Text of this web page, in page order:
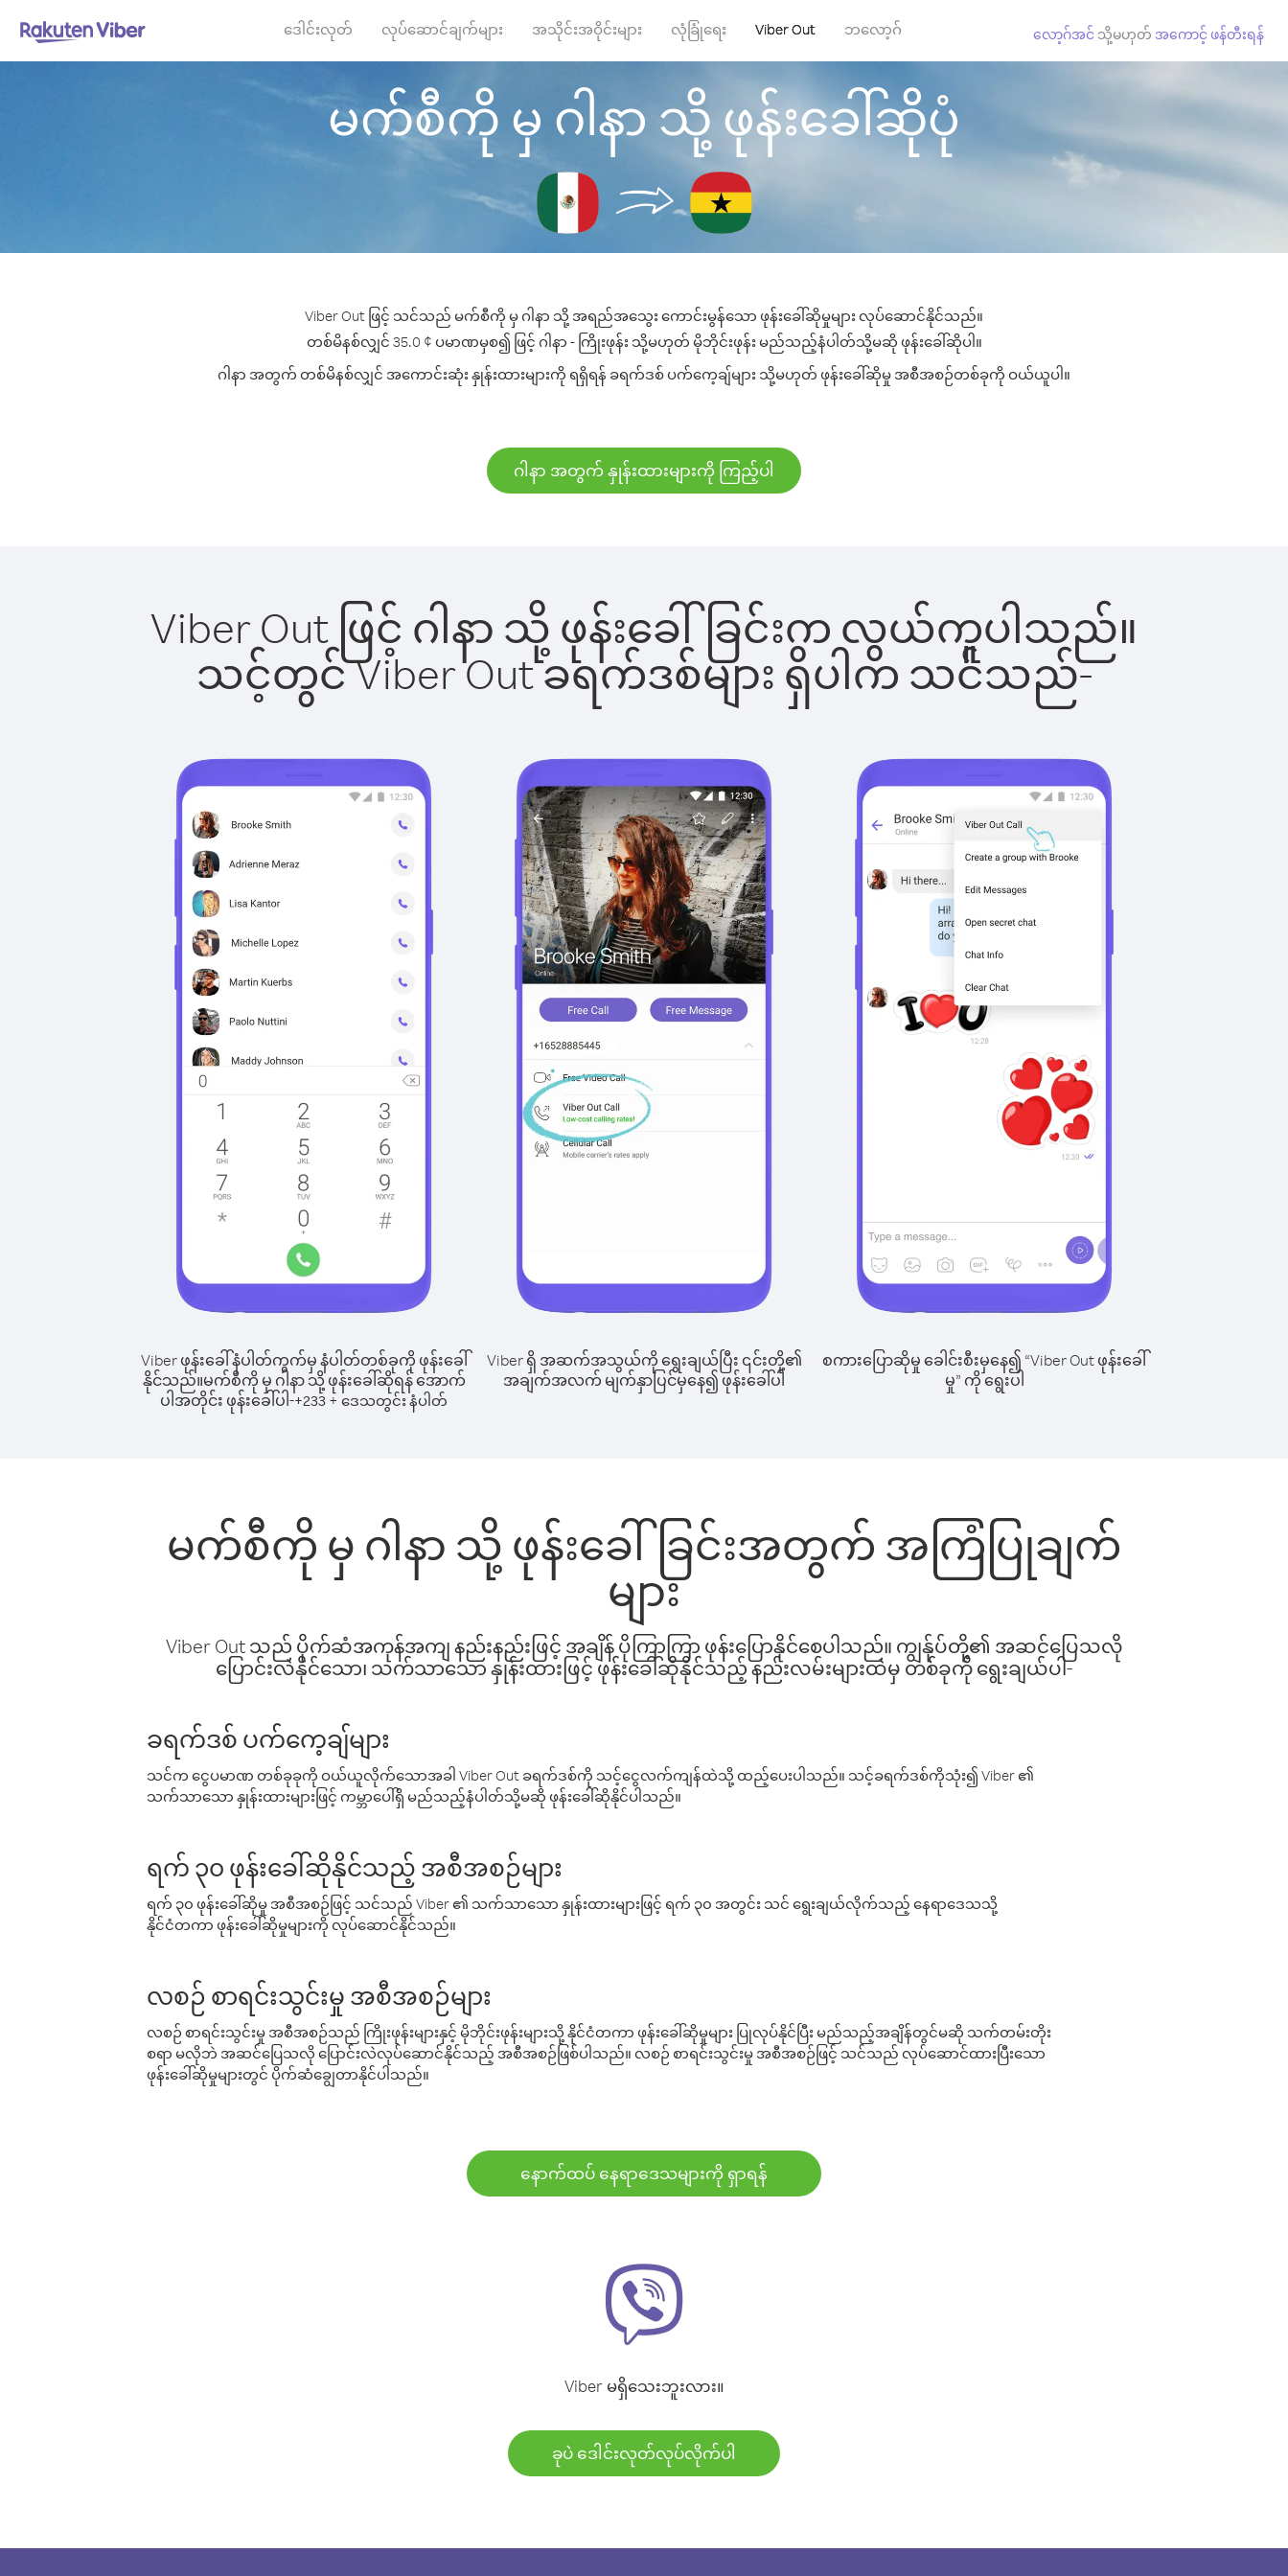
ဒေါင်းလုတ် လုပ်ဆောင်ချက်များ အသိုင်းအဝိုင်းများ လုံခြုံရေး Viber Out ဘလော့ဂ် လော့ဂ်အင် သို့မဟုတ် အကောင့် ဖန်တီးရန်
မက်စီကို မှ ဂါနာ သို့ ဖုန်းခေါ်ဆိုပုံ
Viber Out ဖြင့် သင်သည် မက်စီကို မှ ဂါနာ သို့ အရည်အသွေး ကောင်းမွန်သော ဖုန်းခေါ်ဆိုမှုများ လုပ်ဆောင်နိုင်သည်။
တစ်မိနစ်လျှင် 35.0 ¢ ပမာဏမှစ၍ ဖြင့် ဂါနာ - ကြိုးဖုန်း သို့မဟုတ် မိုဘိုင်းဖုန်း မည်သည့်နံပါတ်သို့မဆို ဖုန်းခေါ်ဆိုပါ။
ဂါနာ အတွက် တစ်မိနစ်လျှင် အကောင်းဆုံး နှုန်းထားများကို ရရှိရန် ခရက်ဒစ် ပက်ကေ့ချ်များ သို့မဟုတ် ဖုန်းခေါ်ဆိုမှု အစီအစဉ်တစ်ခုကို ဝယ်ယူပါ။
ဂါနာ အတွက် နှုန်းထားများကို ကြည့်ပါ
Viber Out ဖြင့် ဂါနာ သို့ ဖုန်းခေါ်ခြင်းက လွယ်ကူပါသည်။
သင့်တွင် Viber Out ခရက်ဒစ်များ ရှိပါက သင်သည်-
Viber ဖုန်းခေါ်နံပါတ်ကွက်မှ နံပါတ်တစ်ခုကို ဖုန်းခေါ်
နိုင်သည်။မက်စီကို မှ ဂါနာ သို့ ဖုန်းခေါ်ဆိုရန် အောက်
ပါအတိုင်း ဖုန်းခေါ်ပါ-+233 + ဒေသတွင်း နံပါတ်
Viber ရှိ အဆက်အသွယ်ကို ရွေးချယ်ပြီး ၎င်းတို့၏
အချက်အလက် မျက်နှာပြင်မှနေ၍ ဖုန်းခေါ်ပါ
စကားပြောဆိုမှု ခေါင်းစီးမှနေ၍ “Viber Out ဖုန်းခေါ်
မှု” ကို ရွေးပါ
မက်စီကို မှ ဂါနာ သို့ ဖုန်းခေါ်ခြင်းအတွက် အကြံပြုချက်
များ
Viber Out သည် ပိုက်ဆံအကုန်အကျ နည်းနည်းဖြင့် အချိန် ပိုကြာကြာ ဖုန်းပြောနိုင်စေပါသည်။ ကျွန်ုပ်တို့၏ အဆင်ပြေသလို
ပြောင်းလဲနိုင်သော၊ သက်သာသော နှုန်းထားဖြင့် ဖုန်းခေါ်ဆိုနိုင်သည့် နည်းလမ်းများထဲမှ တစ်ခုကို ရွေးချယ်ပါ-
ခရက်ဒစ် ပက်ကေ့ချ်များ
သင်က ငွေပမာဏ တစ်ခုခုကို ဝယ်ယူလိုက်သောအခါ Viber Out ခရက်ဒစ်ကို သင့်ငွေလက်ကျန်ထဲသို့ ထည့်ပေးပါသည်။ သင့်ခရက်ဒစ်ကိုသုံး၍ Viber ၏
သက်သာသော နှုန်းထားများဖြင့် ကမ္ဘာပေါ်ရှိ မည်သည့်နံပါတ်သို့မဆို ဖုန်းခေါ်ဆိုနိုင်ပါသည်။
ရက် ၃၀ ဖုန်းခေါ်ဆိုနိုင်သည့် အစီအစဉ်များ
ရက် ၃၀ ဖုန်းခေါ်ဆိုမှု အစီအစဉ်ဖြင့် သင်သည် Viber ၏ သက်သာသော နှုန်းထားများဖြင့် ရက် ၃၀ အတွင်း သင် ရွေးချယ်လိုက်သည့် နေရာဒေသသို့
နိုင်ငံတကာ ဖုန်းခေါ်ဆိုမှုများကို လုပ်ဆောင်နိုင်သည်။
လစဉ် စာရင်းသွင်းမှု အစီအစဉ်များ
လစဉ် စာရင်းသွင်းမှု အစီအစဉ်သည် ကြိုးဖုန်းများနှင့် မိုဘိုင်းဖုန်းများသို့ နိုင်ငံတကာ ဖုန်းခေါ်ဆိုမှုများ ပြုလုပ်နိုင်ပြီး မည်သည့်အချိန်တွင်မဆို သက်တမ်းတိုး
စရာ မလိုဘဲ အဆင်ပြေသလို ပြောင်းလဲလုပ်ဆောင်နိုင်သည့် အစီအစဉ်ဖြစ်ပါသည်။ လစဉ် စာရင်းသွင်းမှု အစီအစဉ်ဖြင့် သင်သည် လုပ်ဆောင်ထားပြီးသော
ဖုန်းခေါ်ဆိုမှုများတွင် ပိုက်ဆံချွေတာနိုင်ပါသည်။
နောက်ထပ် နေရာဒေသများကို ရှာရန်
Viber မရှိသေးဘူးလား။
ခုပဲ ဒေါင်းလုတ်လုပ်လိုက်ပါ